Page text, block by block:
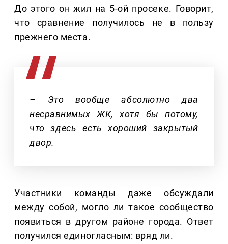
До этого он жил на 5-ой просеке. Говорит,
что сравнение получилось не в пользу
прежнего места.
– Это вообще абсолютно два
несравнимых ЖК, хотя бы потому,
что здесь есть хороший закрытый
двор.
Участники команды даже обсуждали
между собой, могло ли такое сообщество
появиться в другом районе города. Ответ
получился единогласным: вряд ли.